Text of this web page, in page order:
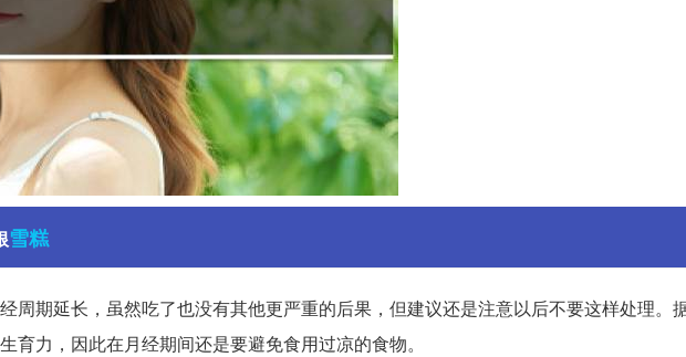
雪糕
周期延长，虽然吃了也没有其他更严重的后果，但建议还是注意以后不要这样处理。
育力，因此在月经期间还是要避免食用过凉的食物。